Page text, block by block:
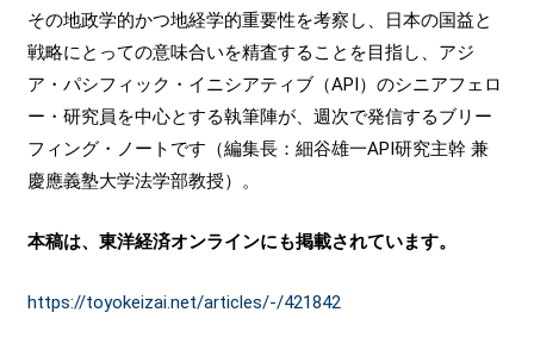
その地政学的かつ地経学的重要性を考察し、日本の国益と
戦略にとっての意味合いを精査することを目指し、アジ
ア・パシフィック・イニシアティブ（API）のシニアフェロ
ー・研究員を中心とする執筆陣が、週次で発信するブリー
フィング・ノートです（編集長：細谷雄一API研究主幹 兼
慶應義塾大学法学部教授）。
本稿は、東洋経済オンラインにも掲載されています。
https://toyokeizai.net/articles/-/421842